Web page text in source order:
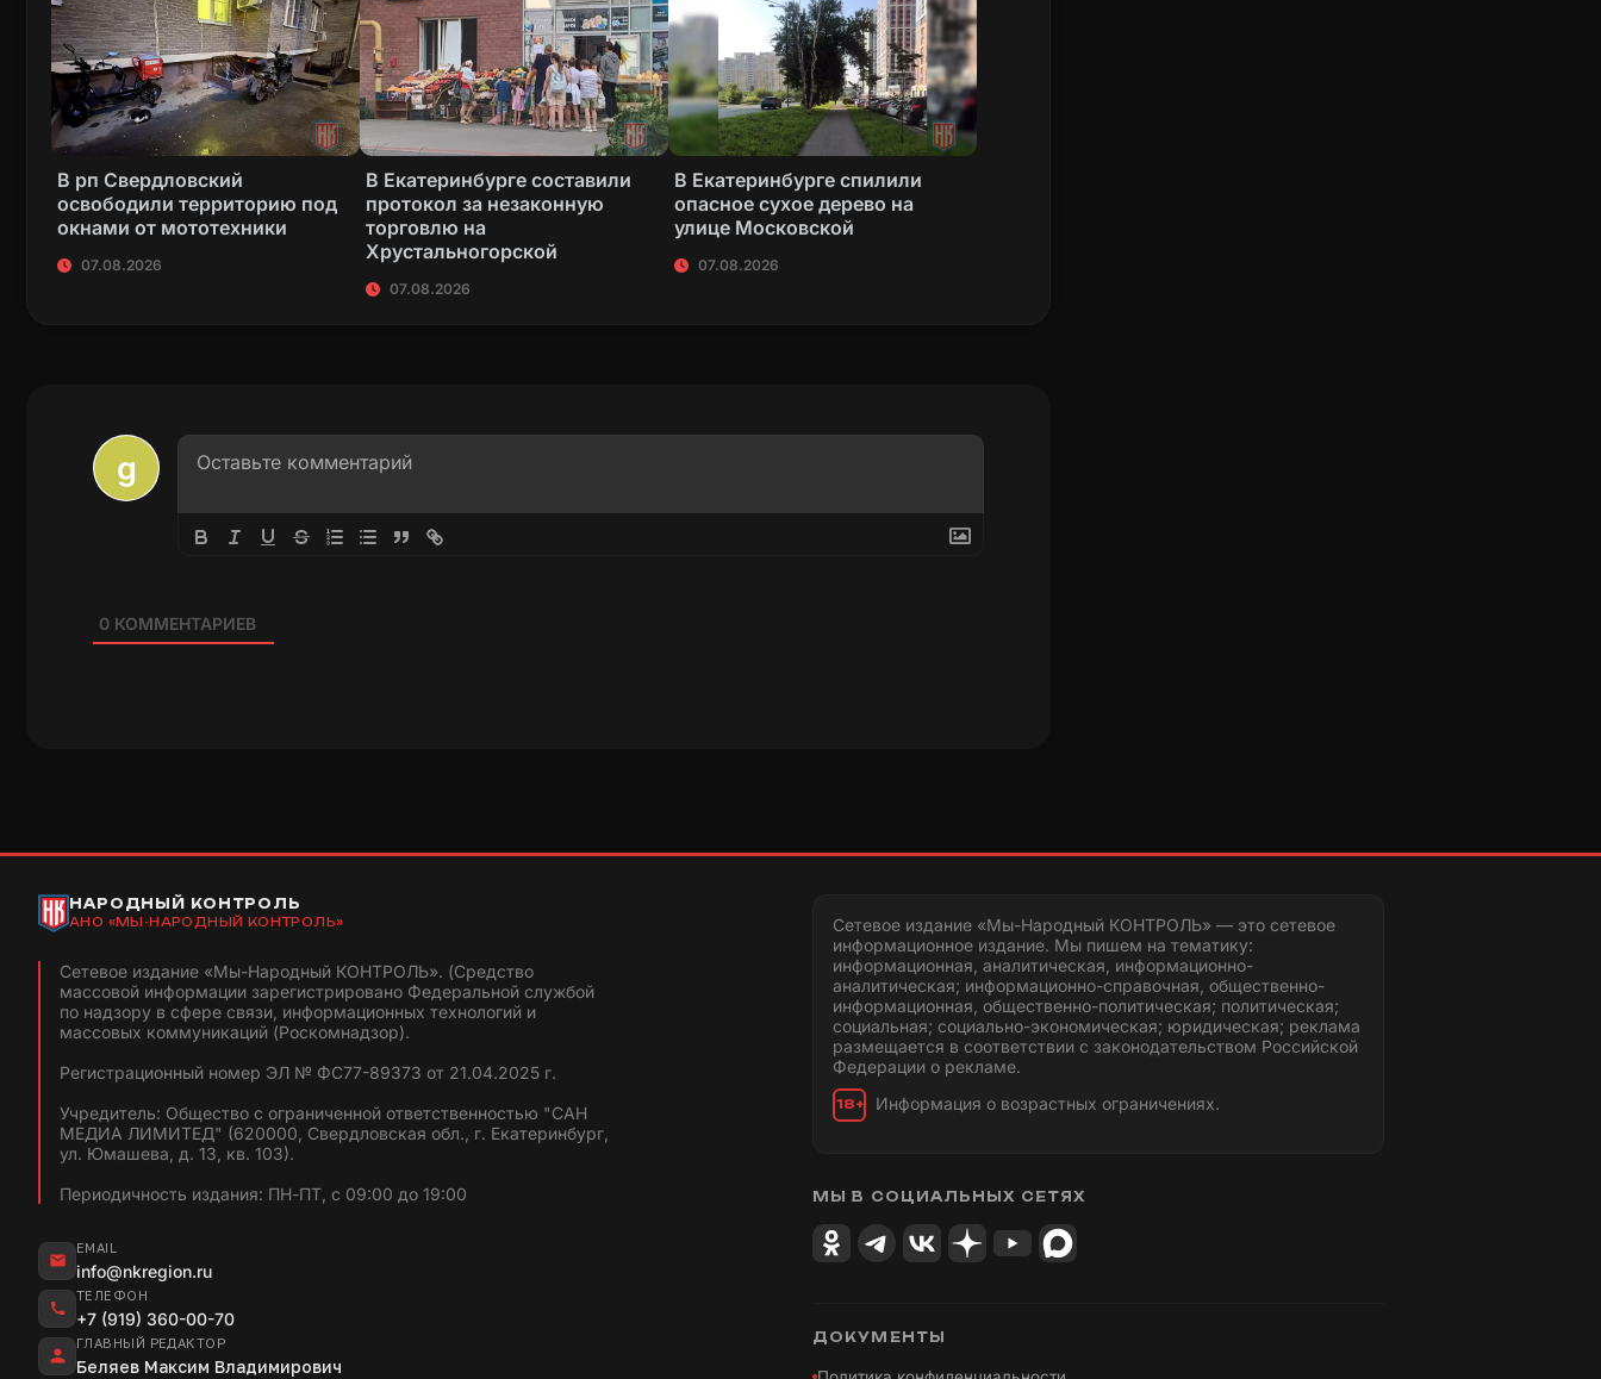
В рп Свердловский
освободили территорию под
окнами от мототехники
07.08.2026
В Екатеринбурге составили
протокол за незаконную
торговлю на
Хрустальногорской
07.08.2026
В Екатеринбурге спилили
опасное сухое дерево на
улице Московской
07.08.2026
0КОММЕНТАРИЕВ
НАРОДНЫЙ КОНТРОЛЬ
АНО «МЫ-НАРОДНЫЙ КОНТРОЛЬ»
Сетевое издание «Мы-Народный КОНТРОЛЬ». (Средство
массовой информации зарегистрировано Федеральной службой
по надзору в сфере связи, информационных технологий и
массовых коммуникаций (Роскомнадзор).
Регистрационный номер ЭЛ № ФС77-89373 от 21.04.2025 г.
Учредитель: Общество с ограниченной ответственностью "САН
МЕДИА ЛИМИТЕД" (620000, Свердловская обл., г. Екатеринбург,
ул. Юмашева, д. 13, кв. 103).
Периодичность издания: ПН-ПТ, с 09:00 до 19:00
EMAIL
info@nkregion.ru
ТЕЛЕФОН
+7 (919) 360-00-70
ГЛАВНЫЙ РЕДАКТОР
Беляев Максим Владимирович
Сетевое издание «Мы-Народный КОНТРОЛЬ» — это сетевое
информационное издание. Мы пишем на тематику:
информационная, аналитическая, информационно-
аналитическая; информационно-справочная, общественно-
информационная, общественно-политическая; политическая;
социальная; социально-экономическая; юридическая; реклама
размещается в соответствии с законодательством Российской
Федерации о рекламе.
18+ Информация о возрастных ограничениях.
МЫ В СОЦИАЛЬНЫХ СЕТЯХ
ДОКУМЕНТЫ